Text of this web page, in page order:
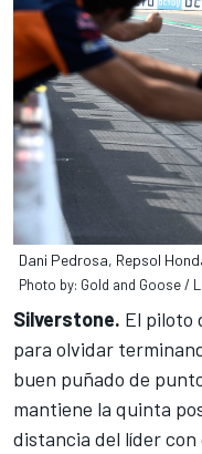
Dani Pedrosa, Repsol
Photo by: Gold and Goose /
Silverstone. El piloto
para olvidar
buen puñado de
mantiene la quinta
distancia del líder con